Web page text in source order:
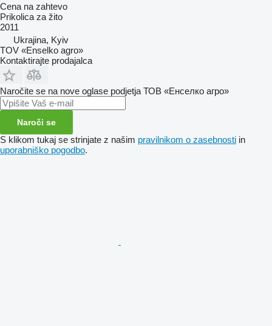
Cena na zahtevo
Prikolica za žito
2011
Ukrajina, Kyiv
TOV «Enselko agro»
Kontaktirajte prodajalca
Naročite se na nove oglase podjetja ТОВ «Енселко агро»
Naroči se
S klikom tukaj se strinjate z našim pravilnikom o zasebnosti in
uporabniško pogodbo.